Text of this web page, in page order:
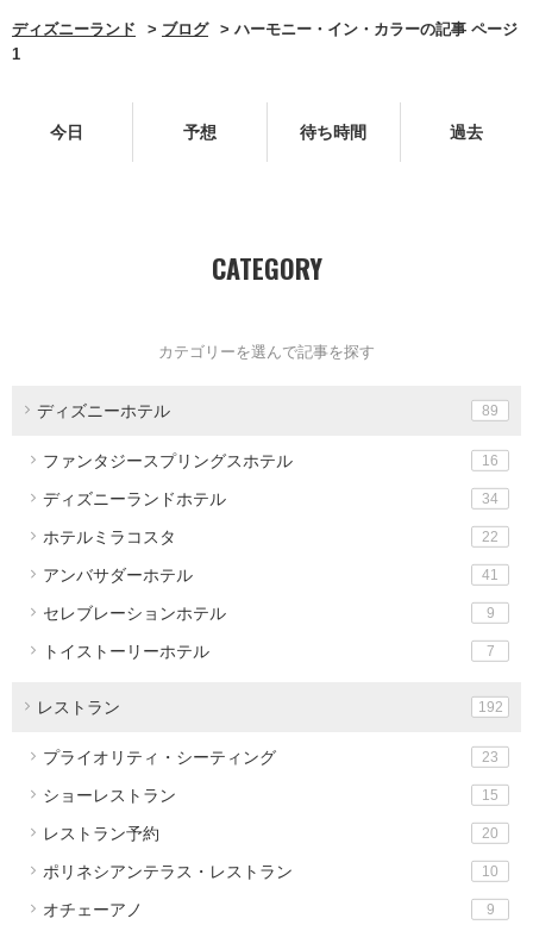
ディズニーランド ブログ
ハーモニー・イン・カラーの記事 ページ
1
今日 予想 待ち時間 過去
CATEGORY
カテゴリーを選んで記事を探す
ディズニーホテル 89
ファンタジースプリングスホテル 16
ディズニーランドホテル 34
ホテルミラコスタ 22
アンバサダーホテル 41
セレブレーションホテル 9
トイストーリーホテル 7
レストラン 192
プライオリティ・シーティング 23
ショーレストラン 15
レストラン予約 20
ポリネシアンテラス・レストラン 10
オチェーアノ 9